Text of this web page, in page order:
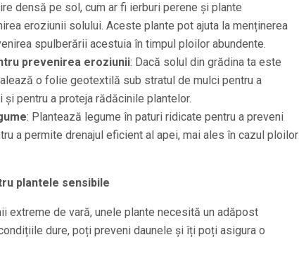
densă pe sol, cum ar fi ierburi perene și plante
eroziunii solului. Aceste plante pot ajuta la menținerea
spulberării acestuia în timpul ploilor abundente.
prevenirea eroziunii: Dacă solul din grădina ta este
o folie geotextilă sub stratul de mulci pentru a
pentru a proteja rădăcinile plantelor.
: Plantează legume în paturi ridicate pentru a preveni
a permite drenajul eficient al apei, mai ales în cazul ploilor
plantele sensibile
extreme de vară, unele plante necesită un adăpost
dure, poți preveni daunele și îți poți asigura o